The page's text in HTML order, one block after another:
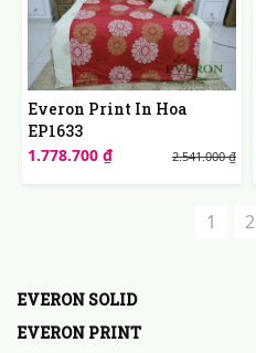
Everon Print In Hoa
EP1633
2.541.000 ₫
1.778.700 ₫
1 2
EVERON SOLID
EVERON PRINT